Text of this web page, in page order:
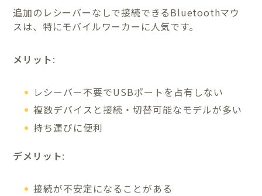
追加のレシーバーなしで接続できるBluetoothマウ
スは、特にモバイルワーカーに人気です。
メリット:
レシーバー不要でUSBポートを占有しない
複数デバイスと接続・切替可能なモデルが多い
持ち運びに便利
デメリット:
接続が不安定になることがある